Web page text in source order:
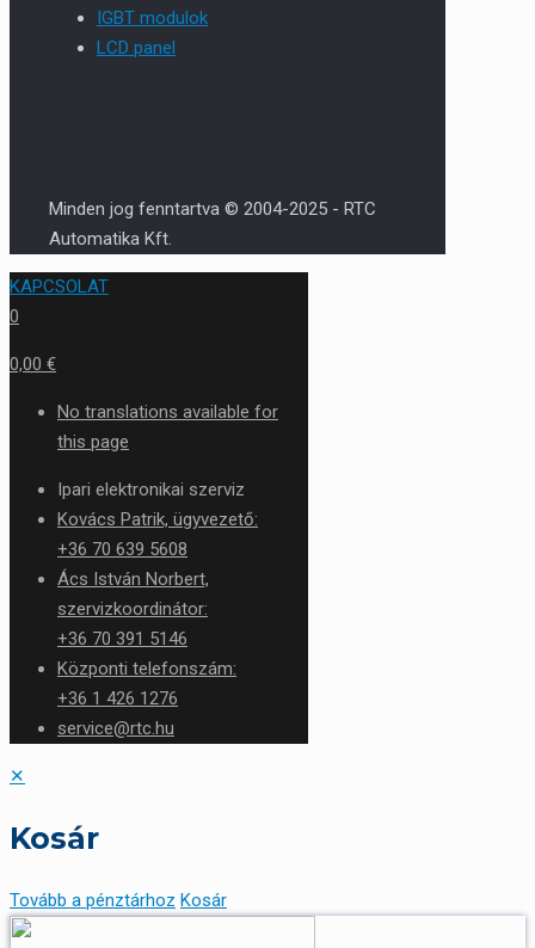
IGBT modulok
LCD panel
Minden jog fenntartva © 2004-2025 - RTC
Automatika Kft.
KAPCSOLAT
0
0,00 €
No translations available for
this page
Ipari elektronikai szerviz
Kovács Patrik, ügyvezető:
+36 70 639 5608
Ács István Norbert,
szervizkoordinátor:
+36 70 391 5146
Központi telefonszám:
+36 1 426 1276
service@rtc.hu
✕
Kosár
Tovább a pénztárhoz Kosár